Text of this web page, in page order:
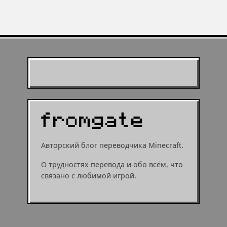
Авторский блог переводчика Minecraft.
О трудностях перевода и обо всём, что
связано с любимой игрой.
муушрумом или мушрумом